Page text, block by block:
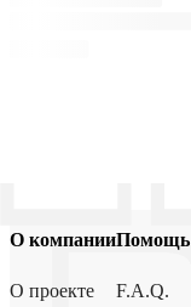
О компании
О проекте
Помощь
F.A.Q.